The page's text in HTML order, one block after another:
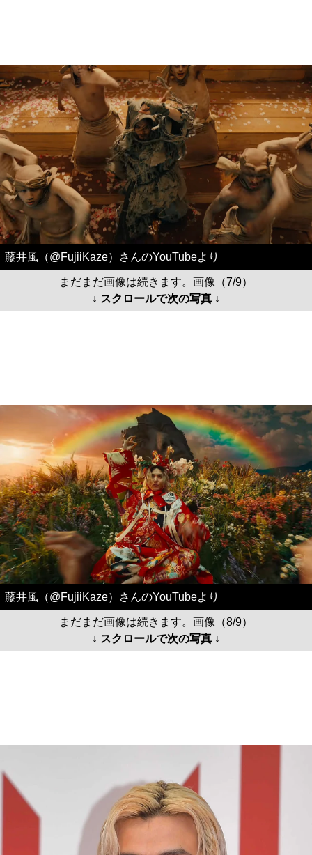
藤井風（@FujiiKaze）さんのYouTubeより
まだまだ画像は続きます。画像（7/9）
↓ スクロールで次の写真 ↓
藤井風（@FujiiKaze）さんのYouTubeより
まだまだ画像は続きます。画像（8/9）
↓ スクロールで次の写真 ↓